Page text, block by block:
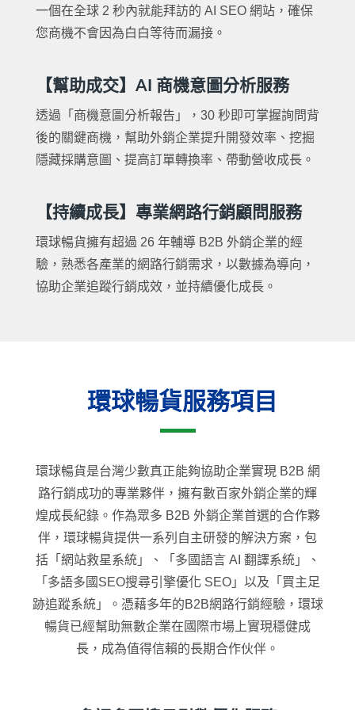
一個在全球 2 秒內就能拜訪的 AI SEO 網站，確保
您商機不會因為白白等待而漏接。
【幫助成交】AI 商機意圖分析服務
透過「商機意圖分析報告」，30 秒即可掌握詢問背
後的關鍵商機，幫助外銷企業提升開發效率、挖掘
隱藏採購意圖、提高訂單轉換率、帶動營收成長。
【持續成長】專業網路行銷顧問服務
環球暢貨擁有超過 26 年輔導 B2B 外銷企業的經
驗，熟悉各產業的網路行銷需求，以數據為導向，
協助企業追蹤行銷成效，並持續優化成長。
環球暢貨服務項目
環球暢貨是台灣少數真正能夠協助企業實現 B2B 網
路行銷成功的專業夥伴，擁有數百家外銷企業的輝
煌成長紀錄。作為眾多 B2B 外銷企業首選的合作夥
伴，環球暢貨提供一系列自主研發的解決方案，包
括「網站救星系統」、「多國語言 AI 翻譯系統」、
「多語多國SEO搜尋引擎優化 SEO」以及「買主足
跡追蹤系統」。憑藉多年的B2B網路行銷經驗，環球
暢貨已經幫助無數企業在國際市場上實現穩健成
長，成為值得信賴的長期合作伙伴。